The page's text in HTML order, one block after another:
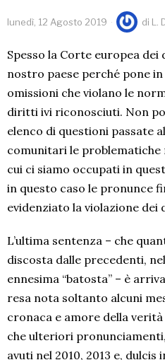
lunedì, 12 Agosto 2019 di L.
Spesso la Corte europea
nostro paese perché pone
omissioni che violano le
diritti ivi riconosciuti. Non
elenco di questioni passate
comunitari le problematiche
cui ci siamo occupati in
in questo caso le pronunce
evidenziato la violazione
L’ultima sentenza – che
discosta dalle precedenti,
ennesima “batosta” – è
resa nota soltanto alcuni
cronaca e amore della
che ulteriori
avuti nel 2010, 2013 e, dulcis